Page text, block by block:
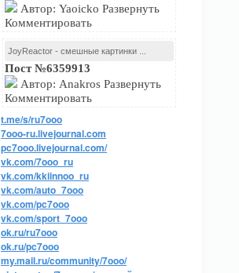
Автор: Yaoicko Развернуть
Комментировать
JoyReactor - смешные картинки ...
Пост №6359913
Автор: Anakros Развернуть
Комментировать
t.me/s/ru7ooo
7ooo-ru.livejournal.com
pc7ooo.livejournal.com/
vk.com/7ooo_ru
vk.com/kkiinnoo_ru
vk.com/auto_7ooo
vk.com/pc7ooo
vk.com/sport_7ooo
ok.ru/ru7ooo
ok.ru/pc7ooo
my.mail.ru/community/7ooo/